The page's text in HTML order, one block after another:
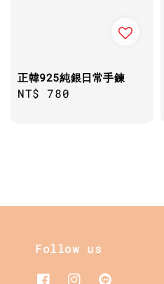
正韓925純銀日常手鍊
Regular
NT$ 780
Follow us